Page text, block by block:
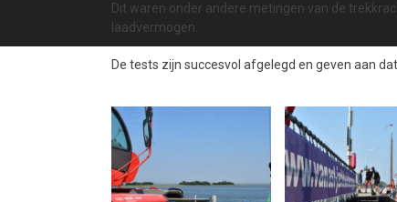
Dit waren onder andere metingen van de
laadvermogen.
De tests zijn succesvol afgelegd en geven aan
Use
the
left
and
right